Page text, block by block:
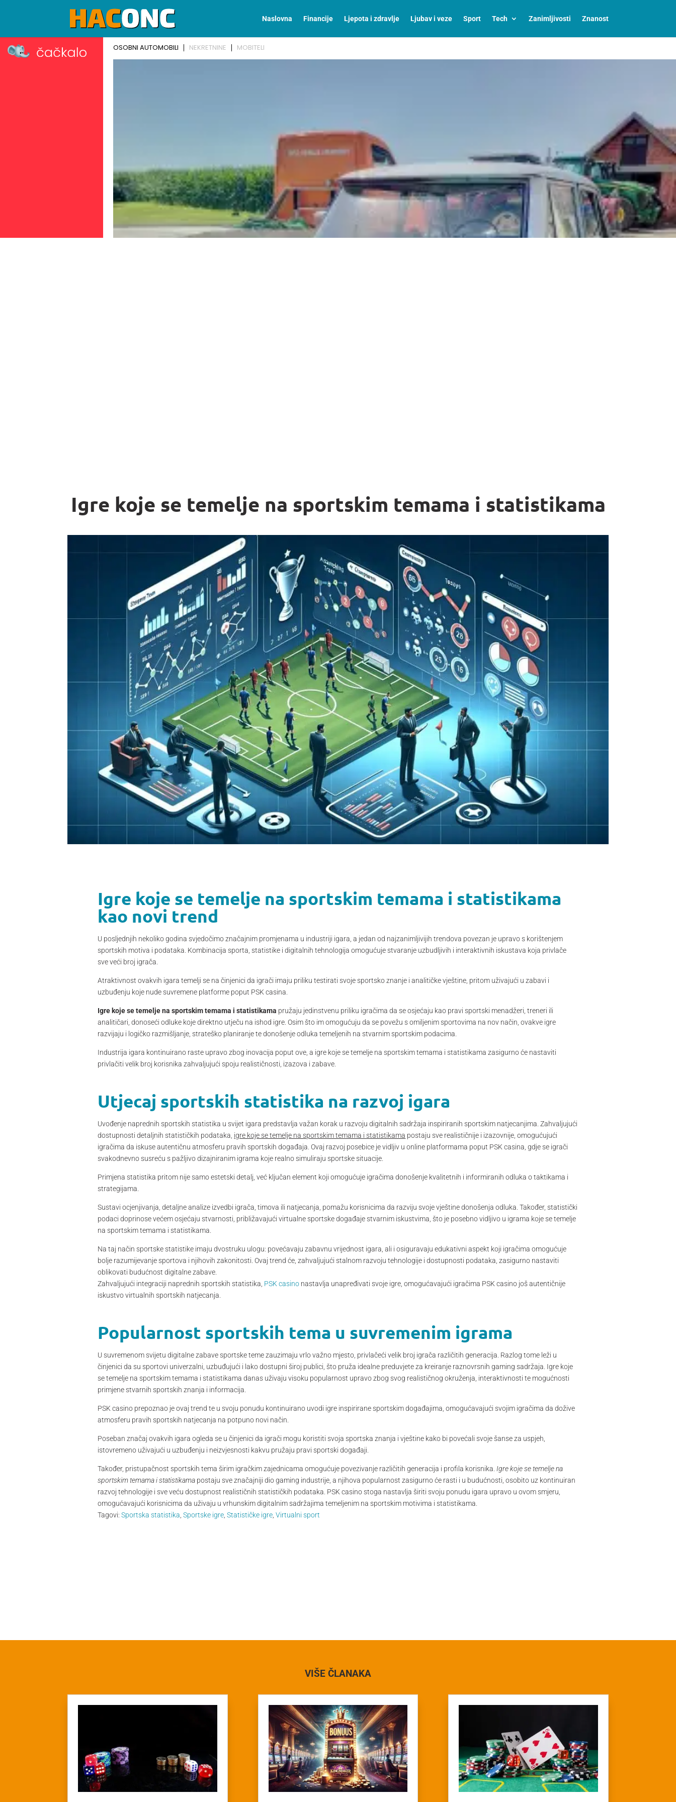
Naslovna Financije Ljepota i zdravlje Ljubav i veze Sport Tech Zanimljivosti Znanost
Igre koje se temelje na sportskim temama i statistikama
Igre koje se temelje na sportskim temama i statistikama
kao novi trend
U posljednjih nekoliko godina svjedočimo značajnim promjenama u industriji igara, a jedan od najzanimljivijih trendova povezan je upravo s korištenjem
sportskih motiva i podataka. Kombinacija sporta, statistike i digitalnih tehnologija omogućuje stvaranje uzbudljivih i interaktivnih iskustava koja privlače
sve veći broj igrača.
Atraktivnost ovakvih igara temelji se na činjenici da igrači imaju priliku testirati svoje sportsko znanje i analitičke vještine, pritom uživajući u zabavi i
uzbuđenju koje nude suvremene platforme poput PSK casina.
Igre koje se temelje na sportskim temama i statistikama pružaju jedinstvenu priliku igračima da se osjećaju kao pravi sportski menadžeri, treneri ili
analitičari, donoseći odluke koje direktno utječu na ishod igre. Osim što im omogućuju da se povežu s omiljenim sportovima na nov način, ovakve igre
razvijaju i logičko razmišljanje, strateško planiranje te donošenje odluka temeljenih na stvarnim sportskim podacima.
Industrija igara kontinuirano raste upravo zbog inovacija poput ove, a igre koje se temelje na sportskim temama i statistikama zasigurno će nastaviti
privlačiti velik broj korisnika zahvaljujući spoju realističnosti, izazova i zabave.
Utjecaj sportskih statistika na razvoj igara
Uvođenje naprednih sportskih statistika u svijet igara predstavlja važan korak u razvoju digitalnih sadržaja inspiriranih sportskim natjecanjima. Zahvaljujući
dostupnosti detaljnih statističkih podataka, igre koje se temelje na sportskim temama i statistikama postaju sve realističnije i izazovnije, omogućujući
igračima da iskuse autentičnu atmosferu pravih sportskih događaja. Ovaj razvoj posebice je vidljiv u online platformama poput PSK casina, gdje se igrači
svakodnevno susreću s pažljivo dizajniranim igrama koje realno simuliraju sportske situacije.
Primjena statistika pritom nije samo estetski detalj, već ključan element koji omogućuje igračima donošenje kvalitetnih i informiranih odluka o taktikama i
strategijama.
Sustavi ocjenjivanja, detaljne analize izvedbi igrača, timova ili natjecanja, pomažu korisnicima da razviju svoje vještine donošenja odluka. Također, statistički
podaci doprinose većem osjećaju stvarnosti, približavajući virtualne sportske događaje stvarnim iskustvima, što je posebno vidljivo u igrama koje se temelje
na sportskim temama i statistikama.
Na taj način sportske statistike imaju dvostruku ulogu: povećavaju zabavnu vrijednost igara, ali i osiguravaju edukativni aspekt koji igračima omogućuje
bolje razumijevanje sportova i njihovih zakonitosti. Ovaj trend će, zahvaljujući stalnom razvoju tehnologije i dostupnosti podataka, zasigurno nastaviti
oblikovati budućnost digitalne zabave.
Zahvaljujući integraciji naprednih sportskih statistika, PSK casino nastavlja unapređivati svoje igre, omogućavajući igračima PSK casino još autentičnije
iskustvo virtualnih sportskih natjecanja.
Popularnost sportskih tema u suvremenim igrama
U suvremenom svijetu digitalne zabave sportske teme zauzimaju vrlo važno mjesto, privlačeći velik broj igrača različitih generacija. Razlog tome leži u
činjenici da su sportovi univerzalni, uzbuđujući i lako dostupni široj publici, što pruža idealne preduvjete za kreiranje raznovrsnih gaming sadržaja. Igre koje
se temelje na sportskim temama i statistikama danas uživaju visoku popularnost upravo zbog svog realističnog okruženja, interaktivnosti te mogućnosti
primjene stvarnih sportskih znanja i informacija.
PSK casino prepoznao je ovaj trend te u svoju ponudu kontinuirano uvodi igre inspirirane sportskim događajima, omogućavajući svojim igračima da dožive
atmosferu pravih sportskih natjecanja na potpuno novi način.
Poseban značaj ovakvih igara ogleda se u činjenici da igrači mogu koristiti svoja sportska znanja i vještine kako bi povećali svoje šanse za uspjeh,
istovremeno uživajući u uzbuđenju i neizvjesnosti kakvu pružaju pravi sportski događaji.
Također, pristupačnost sportskih tema širim igračkim zajednicama omogućuje povezivanje različitih generacija i profila korisnika. Igre koje se temelje na
sportskim temama i statistikama postaju sve značajniji dio gaming industrije, a njihova popularnost zasigurno će rasti i u budućnosti, osobito uz kontinuiran
razvoj tehnologije i sve veću dostupnost realističnih statističkih podataka. PSK casino stoga nastavlja širiti svoju ponudu igara upravo u ovom smjeru,
omogućavajući korisnicima da uživaju u vrhunskim digitalnim sadržajima temeljenim na sportskim motivima i statistikama.
Tagovi:Sportska statistika ,Sportske igre ,Statističke igre ,Virtualni sport
VIŠE ČLANAKA